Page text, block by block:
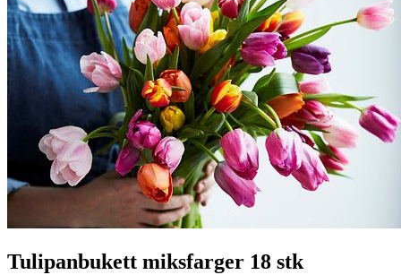
Tulipanbukett miksfarger 18 stk